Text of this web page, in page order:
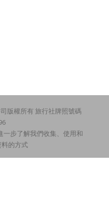
版權所有 旅行社牌照號碼
一步了解我們收集、使用和
的方式